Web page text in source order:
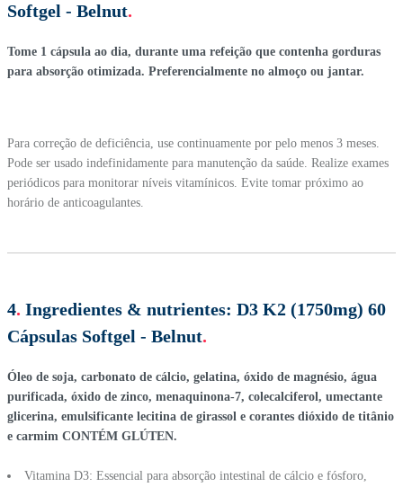
Softgel - Belnut.
Tome 1 cápsula ao dia, durante uma refeição que contenha gorduras
para absorção otimizada. Preferencialmente no almoço ou jantar.
Para correção de deficiência, use continuamente por pelo menos 3 meses.
Pode ser usado indefinidamente para manutenção da saúde. Realize exames
periódicos para monitorar níveis vitamínicos. Evite tomar próximo ao
horário de anticoagulantes.
4. Ingredientes & nutrientes: D3 K2 (1750mg) 60
Cápsulas Softgel - Belnut.
Óleo de soja, carbonato de cálcio, gelatina, óxido de magnésio, água
purificada, óxido de zinco, menaquinona-7, colecalciferol, umectante
glicerina, emulsificante lecitina de girassol e corantes dióxido de titânio
e carmim CONTÉM GLÚTEN.
Vitamina D3: Essencial para absorção intestinal de cálcio e fósforo,